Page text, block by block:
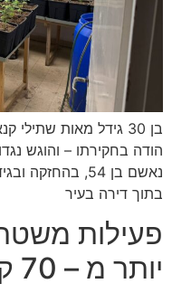
בן 30 גידל מאות
הודה בחקירתו – והוגש
נאשם בן 54,
בתוך דירה בעיר
פעילות